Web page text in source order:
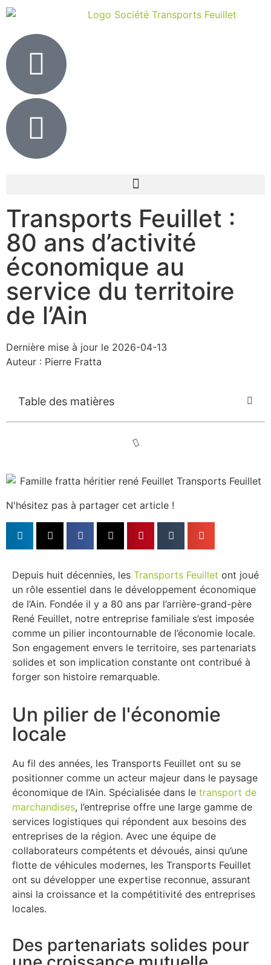
Transports Feuillet :
80 ans d’activité
économique au
service du territoire
de l’Ain
Dernière mise à jour le 2026-04-13
Auteur : Pierre Fratta
Table des matières
N'hésitez pas à partager cet article !
Depuis huit décennies, les Transports Feuillet ont joué
un rôle essentiel dans le développement économique
de l’Ain. Fondée il y a 80 ans par l’arrière-grand-père
René Feuillet, notre entreprise familiale s’est imposée
comme un pilier incontournable de l’économie locale.
Son engagement envers le territoire, ses partenariats
solides et son implication constante ont contribué à
forger son histoire remarquable.
Un pilier de l'économie
locale
Au fil des années, les Transports Feuillet ont su se
positionner comme un acteur majeur dans le paysage
économique de l’Ain. Spécialisée dans le transport de
marchandises, l’entreprise offre une large gamme de
services logistiques qui répondent aux besoins des
entreprises de la région. Avec une équipe de
collaborateurs compétents et dévoués, ainsi qu’une
flotte de véhicules modernes, les Transports Feuillet
ont su développer une expertise reconnue, assurant
ainsi la croissance et la compétitivité des entreprises
locales.
Des partenariats solides pour